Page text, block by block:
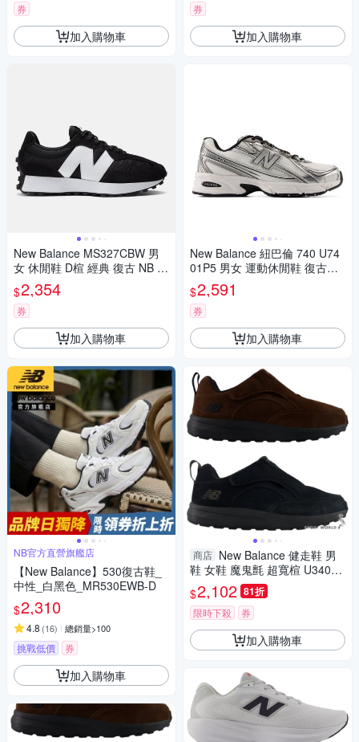
券
加入購物車
New Balance MS327CBW 男
女 休閒鞋 D楦 經典 復古 NB 3
27 麂皮 百搭 情侶穿搭 黑白
$2,354
券
加入購物車
NB官方直營旗艦店
【New Balance】530復古鞋_
中性_白黑色_MR530EWB-D
$2,310
4.8 (16) 總銷量>100
挑戰低價 券
加入購物車
券
加入購物車
New Balance 紐巴倫 740 U74
01P5 男女 運動休閒鞋 復古跑
鞋 緩震 舒適 金屬銀白
$2,591
券
加入購物車
商店 New Balance 健走鞋 男
鞋 女鞋 魔鬼氈 超寬楦 U340
棕/黑【運動世界】U3407PB-4
E/U34072H-4E
$2,102 81折
限時下殺 券
加入購物車